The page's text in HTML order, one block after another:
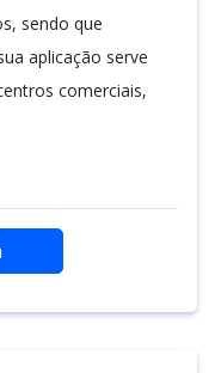
sendo que
aplicação serve
comerciais,